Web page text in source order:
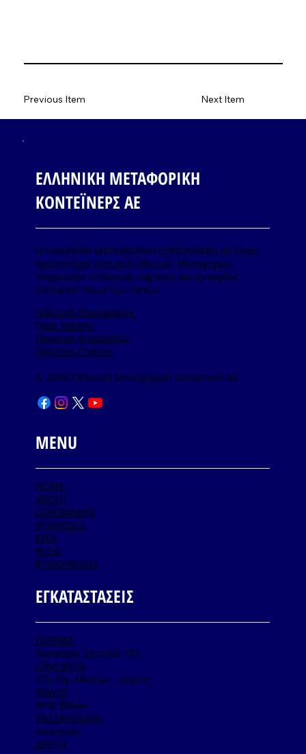
Previous Item Next Item
HOME
ABOUT
CONTAINERS
ΥΠΗΡΕΣΙΕΣ
ΕΡΓΑ
BLOG
ΕΠΙΚΟΙΝΩΝΙΑ
MENU
ΕΓΚΑΤΑΣΤΑΣΕΙΣ
ΠΕΡΑΜΑ
Λεωφόρος Σχιστού 107
ΟΙΝΟΦΥΤΑ
57ο Χλμ Αθηνών - Λαμίας
ΒΟΛΟΣ
ΒΙΠΕ Βόλου
ΘΕΣΣΑΛΟΝΙΚΗ
Καλοχώρι
ΚΡΗΤΗ
ΕΛΛΗΝΙΚΗ ΜΕΤΑΦΟΡΙΚΗ
ΚΟΝΤΕΪΝΕΡΣ ΑΕ
Η ΕΛΛΗΝΙΚΗ ΜΕΤΑΦΟΡΙΚΗ CONTAINERS ΑΕ είναι
πρωτοπόρος εταιρεία Εθνικών Μεταφορών,
Υπηρεσιών Container Logistics και Εμπορίας
Container όλων των τύπων.
Πολιτική Επιστροφών
Όροι Χρήσης
Πολιτική Απορρήτου
Πολιτική Cookies
© 2026 Ελληνική Μεταφορική Containers AE